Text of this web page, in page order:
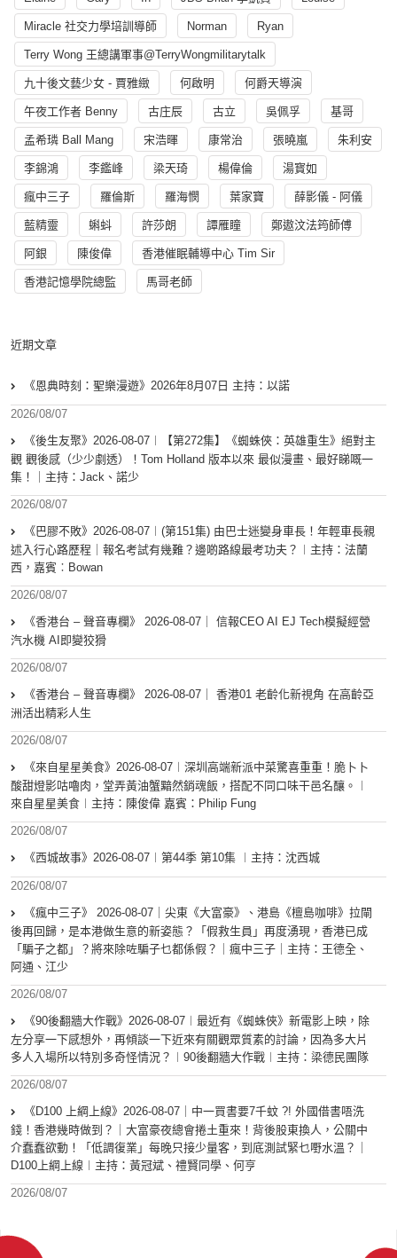
Miracle 社交力學培訓導師 Norman Ryan
Terry Wong 王總講軍事@TerryWongmilitarytalk
九十後文藝少女 - 賈雅緻 何啟明 何爵天導演
午夜工作者 Benny 古庄辰 古立 吳佩孚 基哥
孟希璘 Ball Mang 宋浩暉 康常治 張曉嵐 朱利安
李錦鴻 李鑑峰 梁天琦 楊偉倫 湯寳如
瘋中三子 羅倫斯 羅海憫 葉家寶 薛影儀 - 阿儀
藍精靈 蝌蚪 許莎朗 譚雁瞳 鄭遨汶法筠師傅
阿銀 陳俊偉 香港催眠輔導中心 Tim Sir
香港記憶學院總監 馬哥老師
近期文章
《恩典時刻：聖樂漫遊》2026年8月07日 主持：以諾
2026/08/07
《後生友聚》2026-08-07︱【第272集】《蜘蛛俠：英雄重生》絕對主
觀 觀後感（少少劇透）！Tom Holland 版本以來 最似漫畫、最好睇嘅一
集！｜主持：Jack、諾少
2026/08/07
《巴膠不敗》2026-08-07︱(第151集) 由巴士迷變身車長！年輕車長親
述入行心路歷程｜報名考試有幾難？邊啲路線最考功夫？︱主持：法蘭
西，嘉賓︰Bowan
2026/08/07
《香港台 – 聲音專欄》 2026-08-07｜ 信報CEO AI EJ Tech模擬經營
汽水機 AI即變狡猾
2026/08/07
《香港台 – 聲音專欄》 2026-08-07｜ 香港01 老齡化新視角 在高齡亞
洲活出精彩人生
2026/08/07
《來自星星美食》2026-08-07︱深圳高端新派中菜驚喜重重！脆卜卜
酸甜燈影咕嚕肉，堂弄黃油蟹黯然銷魂飯，搭配不同口味干邑名釀。︱
來自星星美食︱主持：陳俊偉 嘉賓：Philip Fung
2026/08/07
《西城故事》2026-08-07︱第44季 第10集 ︱主持：沈西城
2026/08/07
《瘋中三子》 2026-08-07｜尖東《大富豪》、港島《檀島咖啡》拉閘
後再回歸，是本港做生意的新姿態？「假救生員」再度湧現，香港已成
「騙子之都」？將來除咗騙子乜都係假？｜瘋中三子｜主持：王德全、
阿通、江少
2026/08/07
《90後翻牆大作戰》2026-08-07︱最近有《蜘蛛俠》新電影上映，除
左分享一下感想外，再傾談一下近來有關觀眾質素的討論，因為多大片
多人入場所以特別多奇怪情況？︱90後翻牆大作戰︱主持：梁德民團隊
2026/08/07
《D100 上綱上線》2026-08-07｜中一買書要7千蚊 ?! 外國借書唔洗
錢！香港幾時做到？｜大富豪夜總會捲土重來！背後股東換人，公關中
介蠢蠢欲動！「低調復業」每晚只接少量客，到底測試緊乜嘢水溫？｜
D100上綱上線︱主持：黃冠斌、禮賢同學、何亨
2026/08/07